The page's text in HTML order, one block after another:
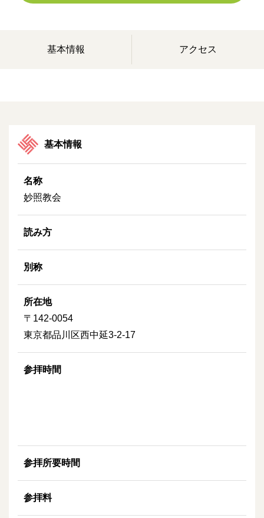
基本情報 アクセス
基本情報
名称
妙照教会
読み方
別称
所在地
〒142-0054
東京都品川区西中延3-2-17
参拝時間
参拝所要時間
参拝料